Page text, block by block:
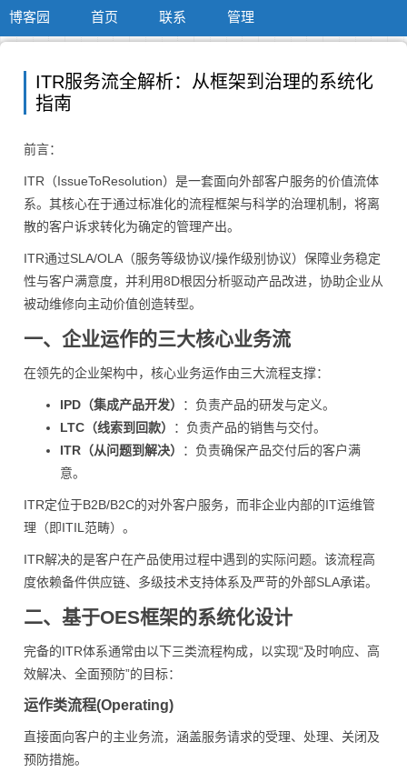
博客园 首页 联系 管理
ITR服务流全解析：从框架到治理的系统化
指南
前言：
ITR（IssueToResolution）是一套面向外部客户服务的价值流体
系。其核心在于通过标准化的流程框架与科学的治理机制，将离
散的客户诉求转化为确定的管理产出。
ITR通过SLA/OLA（服务等级协议/操作级别协议）保障业务稳定
性与客户满意度，并利用8D根因分析驱动产品改进，协助企业从
被动维修向主动价值创造转型。
一、企业运作的三大核心业务流
在领先的企业架构中，核心业务运作由三大流程支撑：
IPD（集成产品开发）
：负责产品的研发与定义。
LTC（线索到回款）
：负责产品的销售与交付。
ITR（从问题到解决）
：负责确保产品交付后的客户满
意。
ITR定位于B2B/B2C的对外客户服务，而非企业内部的IT运维管
理（即ITIL范畴）。
ITR解决的是客户在产品使用过程中遇到的实际问题。该流程高
度依赖备件供应链、多级技术支持体系及严苛的外部SLA承诺。
二、基于OES框架的系统化设计
完备的ITR体系通常由以下三类流程构成，以实现“及时响应、高
效解决、全面预防”的目标：
运作类流程(Operating)
直接面向客户的主业务流，涵盖服务请求的受理、处理、关闭及
预防措施。